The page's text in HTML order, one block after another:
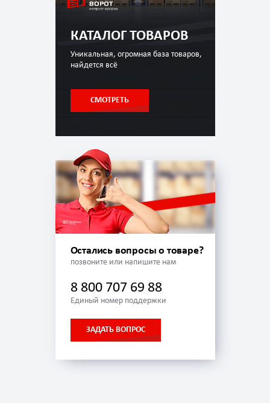
КАТАЛОГ ТОВАРОВ
Уникальная, огромная база товаров,
найдется всё
СМОТРЕТЬ
Остались вопросы о товаре?
позвоните или напишите нам
8 800 707 69 88
Единый номер поддержки
ЗАДАТЬ ВОПРОС